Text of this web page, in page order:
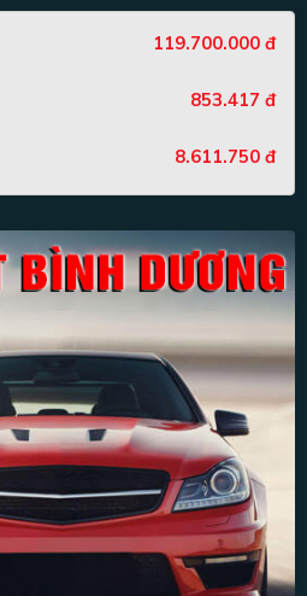
119.700.000 đ
853.417 đ
8.611.750 đ